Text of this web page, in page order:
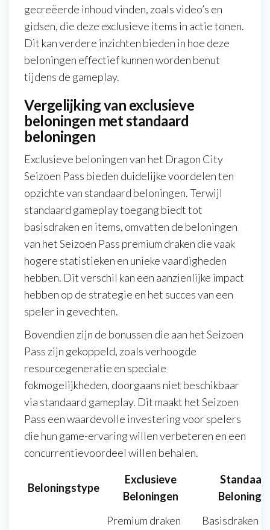
gecreëerde inhoud vinden, zoals video’s en
gidsen, die deze exclusieve items in actie tonen.
Dit kan verdere inzichten bieden in hoe deze
beloningen effectief kunnen worden benut
tijdens de gameplay.
Vergelijking van exclusieve
beloningen met standaard
beloningen
Exclusieve beloningen van het Dragon City
Seizoen Pass bieden duidelijke voordelen ten
opzichte van standaard beloningen. Terwijl
standaard gameplay toegang biedt tot
basisdraken en items, omvatten de beloningen
van het Seizoen Pass premium draken die vaak
hogere statistieken en unieke vaardigheden
hebben. Dit verschil kan een aanzienlijke impact
hebben op de strategie en het succes van een
speler in gevechten.
Bovendien zijn de bonussen die aan het Seizoen
Pass zijn gekoppeld, zoals verhoogde
resourcegeneratie en speciale
fokmogelijkheden, doorgaans niet beschikbaar
via standaard gameplay. Dit maakt het Seizoen
Pass een waardevolle investering voor spelers
die hun game-ervaring willen verbeteren en een
concurrentievoordeel willen behalen.
Beloningstype
Exclusieve
Beloningen
Premium draken
Basisdraken